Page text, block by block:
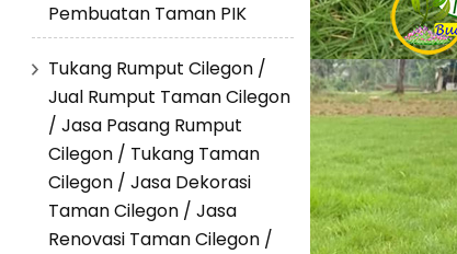
Pembuatan Taman PIK
Tukang Rumput Cilegon /
Jual Rumput Taman Cilegon
/ Jasa Pasang Rumput
Cilegon / Tukang Taman
Cilegon / Jasa Dekorasi
Taman Cilegon / Jasa
Renovasi Taman Cilegon /